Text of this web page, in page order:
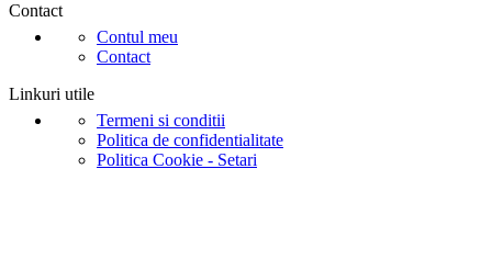
Contact
Contul meu
Contact
Linkuri utile
Termeni si conditii
Politica de confidentialitate
Politica Cookie - Setari